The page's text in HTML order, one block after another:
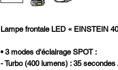
Lampe frontale LED « EINSTEIN
• 3 modes d'éclairage SPOT :
- Turbo (400 lumens) : 35